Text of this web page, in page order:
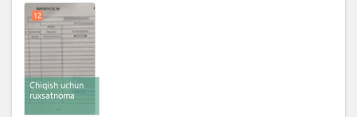
Chiqish uchun
ruxsatnoma
12